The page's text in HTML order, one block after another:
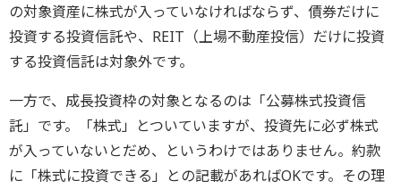
の対象資産に株式が入っていなければならず、債券だけに
投資する投資信託や、REIT（上場不動産投信）だけに投資
する投資信託は対象外です。
一方で、成長投資枠の対象となるのは「公募株式投資信
託」です。「株式」とついていますが、投資先に必ず株式
が入っていないとだめ、というわけではありません。約款
に「株式に投資できる」との記載があればOKです。その理